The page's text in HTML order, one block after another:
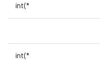
int(*
int(*